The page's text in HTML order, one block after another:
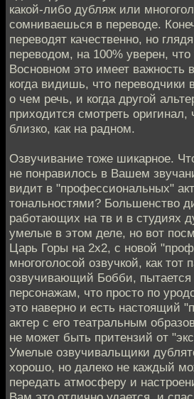
какой-либо дубляж или
сомниваешься в переводе.
переводят качественно, но
переводом, на 100% уверен,
Восновном это имеет важность
когда видишь, что
о чем речь, и когда другой
приходится смотреть оригинал,
близко, как на радном.
Озвучивание тоже шикарное.
не понравилось в Вашем
видит в "профессиональных"
тональностями? Большенство
работающих на тв и в студиях
умелые в этом деле, но вот
Царь Горы на 2х2, с новой
многоголосой озвучкой, как тот
озвучивающий Бобби, пытается
персонажам, что просто по
это наверно и есть настоящий
актер с его театральным
не может быть притензий от
Умелые озвучивальщики
хорошо, но далеко не каждый
передать атмосферу и